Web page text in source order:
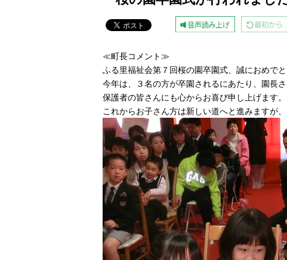
≪町長コメント≫
ふる里福祉会第７回桜の園卒園式、誠におめでと
今年は、３名の方が卒園されるにあたり、園長
保護者の皆さんにも心からお喜び申し上げます。
これからお子さん方は新しい道へと進みますが